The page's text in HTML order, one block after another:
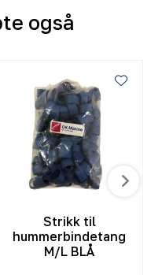
også
Strikk til
hummerbindetang
M/L BLÅ